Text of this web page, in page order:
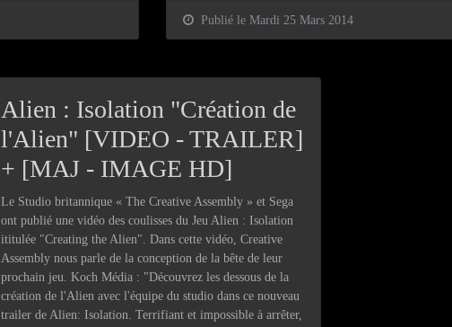
Publié le Mardi 25 Mars 2014
Alien : Isolation "Création de
l'Alien" [VIDEO - TRAILER]
+ [MAJ - IMAGE HD]
Le Studio britannique « The Creative Assembly » et Sega
ont publié une vidéo des coulisses du Jeu Alien : Isolation
ititulée "Creating the Alien". Dans cette vidéo, Creative
Assembly nous parle de la conception de la bête de leur
prochain jeu. Koch Média : "Découvrez les dessous de la
création de l'Alien avec l'équipe du studio dans ce nouveau
trailer de Alien: Isolation. Terrifiant et impossible à arrêter,